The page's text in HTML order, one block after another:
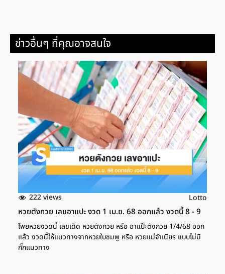
ข่าวอื่นๆ ที่คุณอาจสนใจ
222 views Lotto
หวยตังกวย เลขอาแปะ งวด 1 เม.ย. 68 ออกแล้ว งวดนี้ 8 - 9
โพยหวยงวดนี้ เลขเด็ด หวยตังกวย หรือ อาแป๊ะตังกวย 1/4/68 ออก
แล้ว งวดนี้ให้แนวทางจากหวยใบชมพู หรือ หวยแม่จำเนียร แบบไม่มี
กั๊กแนวทาง